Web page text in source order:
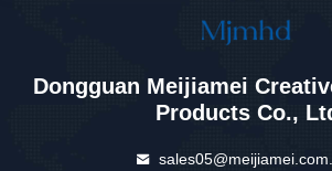
Dongguan Meijiamei
Products Co.,